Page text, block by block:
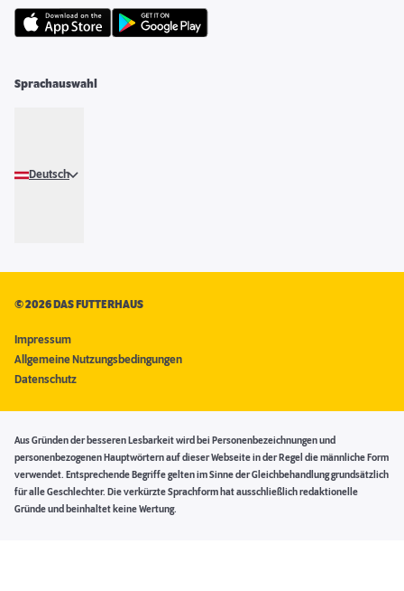
Sprachauswahl
Deutsch
©2026 DAS FUTTERHAUS
Impressum
Allgemeine Nutzungsbedingungen
Datenschutz
Aus Gründen der besseren Lesbarkeit wird bei Personenbezeichnungen und
personenbezogenen Hauptwörtern auf dieser Webseite in der Regel die männliche Form
verwendet. Entsprechende Begriffe gelten im Sinne der Gleichbehandlung grundsätzlich
für alle Geschlechter. Die verkürzte Sprachform hat ausschließlich redaktionelle
Gründe und beinhaltet keine Wertung.